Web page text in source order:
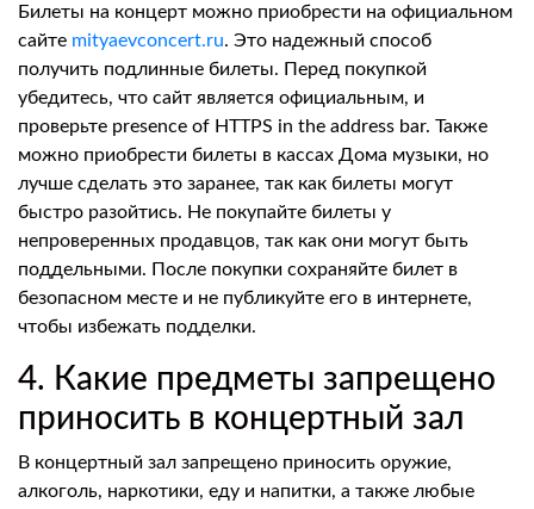
Билеты на концерт можно приобрести на официальном
сайте mityaevconcert.ru. Это надежный способ
получить подлинные билеты. Перед покупкой
убедитесь, что сайт является официальным, и
проверьте presence of HTTPS in the address bar. Также
можно приобрести билеты в кассах Дома музыки, но
лучше сделать это заранее, так как билеты могут
быстро разойтись. Не покупайте билеты у
непроверенных продавцов, так как они могут быть
поддельными. После покупки сохраняйте билет в
безопасном месте и не публикуйте его в интернете,
чтобы избежать подделки.
4. Какие предметы запрещено
приносить в концертный зал
В концертный зал запрещено приносить оружие,
алкоголь, наркотики, еду и напитки, а также любые